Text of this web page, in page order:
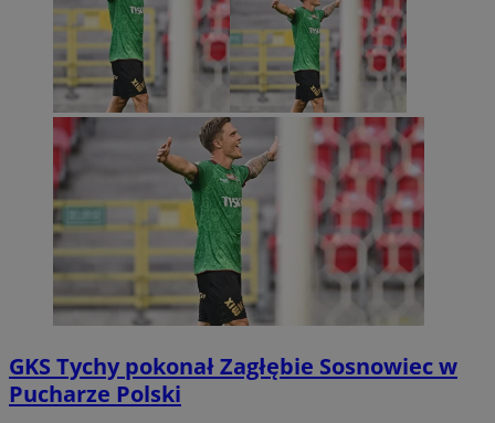
GKS Tychy pokonał Zagłębie Sosnowiec w
Pucharze Polski